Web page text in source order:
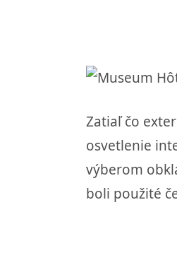
Zatiaľ čo
osvetlenie
výberom
boli použité